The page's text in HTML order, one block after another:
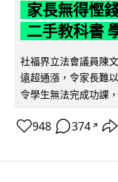
家長無得慳
二手教科書
社福界立法會議員陳
遠超通漲，令家長難
令學生無法完成功課
948 374 ↗